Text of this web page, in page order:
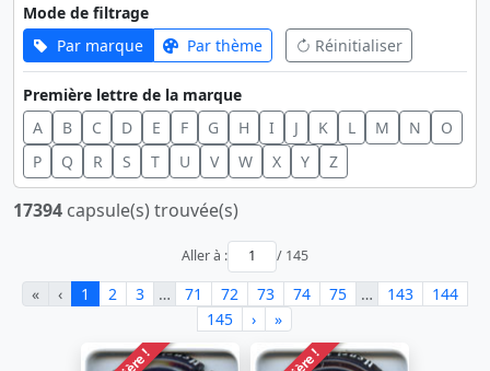
Mode de filtrage
Par marque
Par thème Réinitialiser
Première lettre de la marque
A
B C D E F G H I J K L M N
O
P
Q R S T U V W X Y Z
17394 capsule(s) trouvée(s)
Aller à : / 145
« ‹ 1 2 3 … 71 72 73 74 75 … 143
144
145
› »